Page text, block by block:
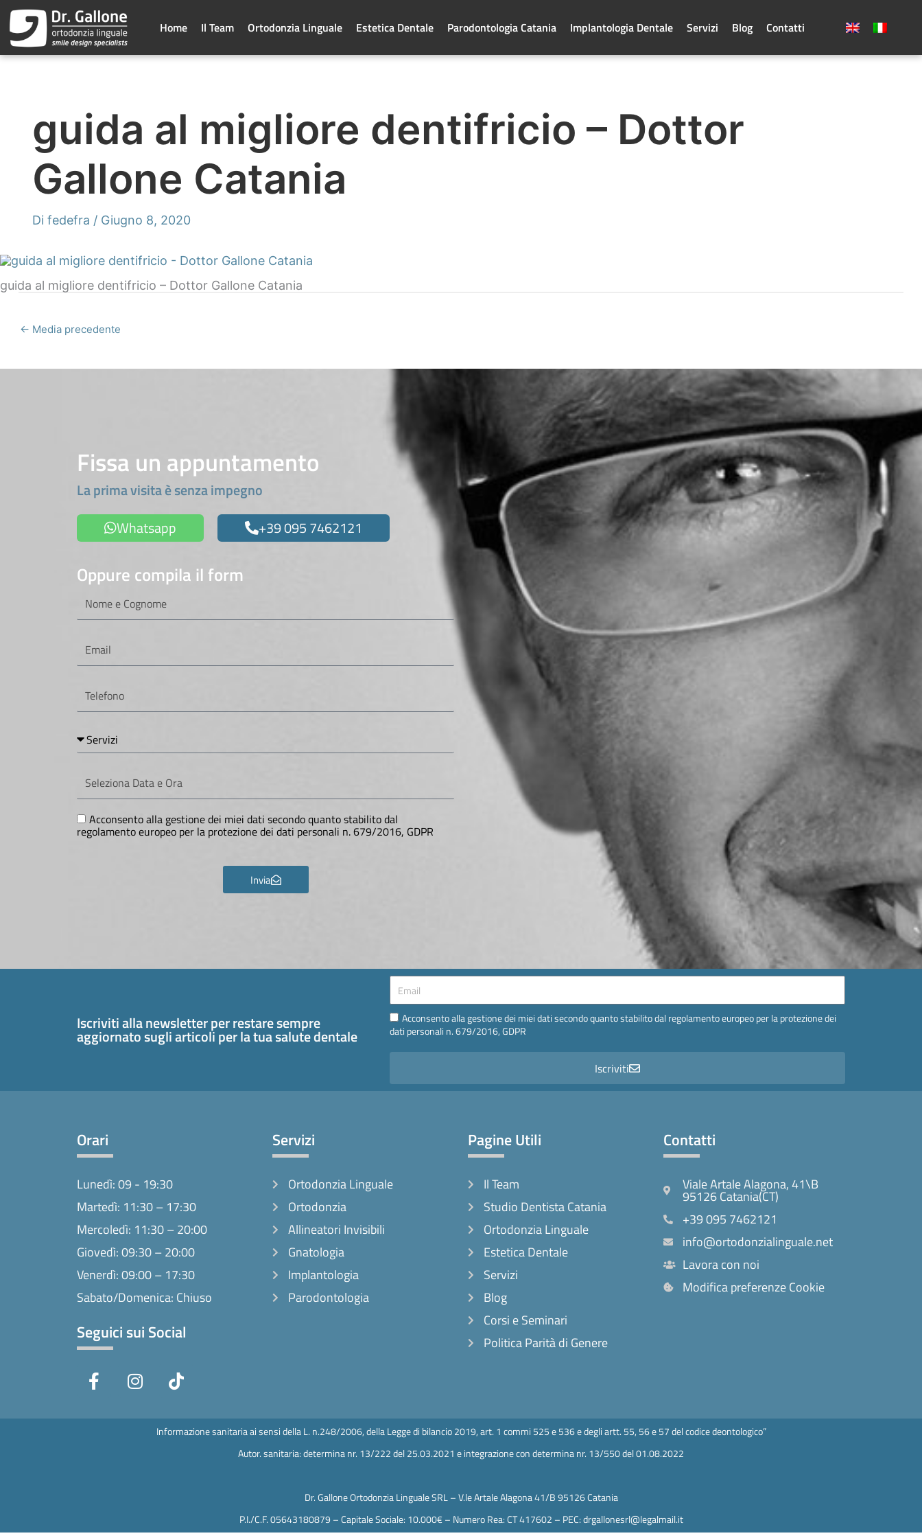
contenuto
Home Il Team Ortodonzia Linguale Estetica Dentale Parodontologia Catania Implantologia Dentale Servizi Blog Contatti
guida al migliore dentifricio – Dottor
Gallone Catania
Di fedefra / Giugno 8, 2020
guida al migliore dentifricio – Dottor Gallone Catania
← Media precedente
Fissa un appuntamento
La prima visita è senza impegno
Whatsapp
+39 095 7462121
Oppure compila il form
Cognome
Servizi
Data
e
GDPR
Acconsento alla gestione dei miei dati secondo quanto stabilito dal
regolamento europeo per la protezione dei dati personali n. 679/2016, GDPR
Invia
Iscriviti alla newsletter per restare sempre
aggiornato sugli articoli per la tua salute dentale
Email
Email
Acconsento alla gestione dei miei dati secondo quanto stabilito dal regolamento europeo per la protezione dei
dati personali n. 679/2016, GDPR
Iscriviti
Orari
Lunedì: 09 - 19:30
Martedì: 11:30 – 17:30
Mercoledì: 11:30 – 20:00
Giovedì: 09:30 – 20:00
Venerdì: 09:00 – 17:30
Sabato/Domenica: Chiuso
Seguici sui Social
a
e
n
t
i
t
o
Servizi
Ortodonzia Linguale
Ortodonzia
Allineatori Invisibili
Gnatologia
Implantologia
Parodontologia
Pagine Utili
Il Team
Studio Dentista Catania
Ortodonzia Linguale
Estetica Dentale
Servizi
Blog
Corsi e Seminari
Politica Parità di Genere
Contatti
Viale Artale Alagona, 41\B
95126 Catania(CT)
+39 095 7462121
info@ortodonzialinguale.net
Lavora con noi
Modifica preferenze Cookie
Informazione sanitaria ai sensi della L. n.248/2006, della Legge di bilancio 2019, art. 1 commi 525 e 536 e degli artt. 55, 56 e 57 del codice deontologico”
Autor. sanitaria: determina nr. 13/222 del 25.03.2021 e integrazione con determina nr. 13/550 del 01.08.2022
Dr. Gallone Ortodonzia Linguale SRL – V.le Artale Alagona 41/B 95126 Catania
P.I./C.F. 05643180879 – Capitale Sociale: 10.000€ – Numero Rea: CT 417602 – PEC: drgallonesrl@legalmail.it